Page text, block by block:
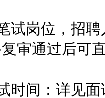
岗位，招聘
审通过后可
间：详见面